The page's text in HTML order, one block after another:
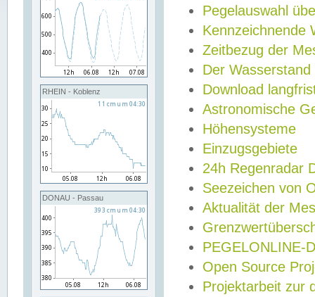
RHEIN - Koblenz
DONAU - Passau
Pegelauswahl
Kennzeichnende
Zeitbezug der
Der Wasserstand
Download
Astronomische
Höhensysteme
Einzugsgebiete
24h Regenradar
Seezeichen von
Aktualität der
PEGELONLINE-
Open Source
Projektarbeit zur